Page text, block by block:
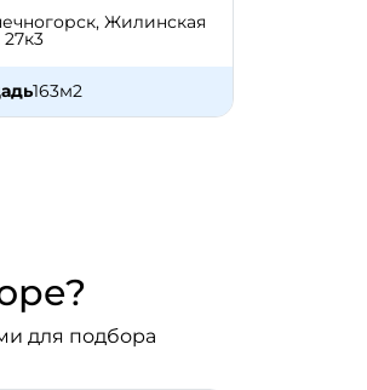
Жилинская
163м2
для подбора